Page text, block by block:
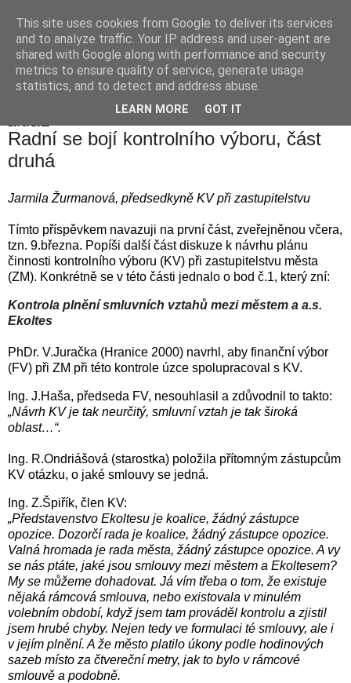
Hranické listy
Radní se bojí kontrolního výboru, část
druhá
Jarmila Žurmanová, předsedkyně KV při zastupitelstvu
Tímto příspěvkem navazuji na první část, zveřejněnou včera,
tzn. 9.března. Popíši další část diskuze k návrhu plánu
činnosti kontrolního výboru (KV) při zastupitelstvu města
(ZM). Konkrétně se v této části jednalo o bod č.1, který zní:
Kontrola plnění smluvních vztahů mezi městem a a.s.
Ekoltes
PhDr. V.Juračka (Hranice 2000) navrhl, aby finanční výbor
(FV) při ZM při této kontrole úzce spolupracoval s KV.
Ing. J.Haša, předseda FV, nesouhlasil a zdůvodnil to takto:
„Návrh KV je tak neurčitý, smluvní vztah je tak široká
oblast…“.
Ing. R.Ondriášová (starostka) položila přítomným zástupcům
KV otázku, o jaké smlouvy se jedná.
Ing. Z.Špiřík, člen KV:
„Představenstvo Ekoltesu je koalice, žádný zástupce
opozice. Dozorčí rada je koalice, žádný zástupce opozice.
Valná hromada je rada města, žádný zástupce opozice. A vy
se nás ptáte, jaké jsou smlouvy mezi městem a Ekoltesem?
My se můžeme dohadovat. Já vím třeba o tom, že existuje
nějaká rámcová smlouva, nebo existovala v minulém
volebním období, když jsem tam prováděl kontrolu a zjistil
jsem hrubé chyby. Nejen tedy ve formulaci té smlouvy, ale i
v jejím plnění. A že město platilo úkony podle hodinových
sazeb místo za čtvereční metry, jak to bylo v rámcové
smlouvě a podobně.
This site uses cookies from Google to deliver its services
and to analyze traffic. Your IP address and user-agent are
shared with Google along with performance and security
metrics to ensure quality of service, generate usage
statistics, and to detect and address abuse.
LEARN MORE GOT IT